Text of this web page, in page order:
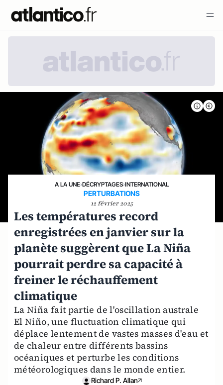
A LA UNE›DÉCRYPTAGES›INTERNATIONAL
PERTURBATIONS
12 février 2025
Les températures record
enregistrées en janvier sur la
planète suggèrent que La Niña
pourrait perdre sa capacité à
freiner le réchauffement
climatique
La Niña fait partie de l'oscillation australe
El Niño, une fluctuation climatique qui
déplace lentement de vastes masses d'eau et
de chaleur entre différents bassins
océaniques et perturbe les conditions
météorologiques dans le monde entier.
Richard P. Allan